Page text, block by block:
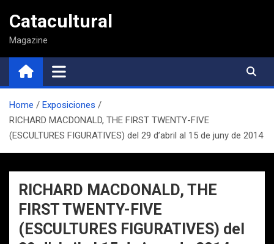
contenido
Catacultural
Magazine
Home
Exposiciones
RICHARD MACDONALD, THE FIRST TWENTY-FIVE
(ESCULTURES FIGURATIVES) del 29 d’abril al 15 de juny de 2014
RICHARD MACDONALD, THE
FIRST TWENTY-FIVE
(ESCULTURES FIGURATIVES) del